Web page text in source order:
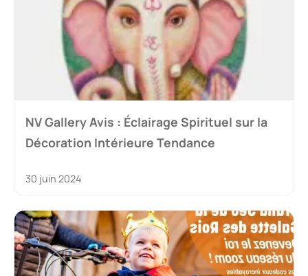
NV Gallery Avis : Éclairage Spirituel sur la
Décoration Intérieure Tendance
30 juin 2024